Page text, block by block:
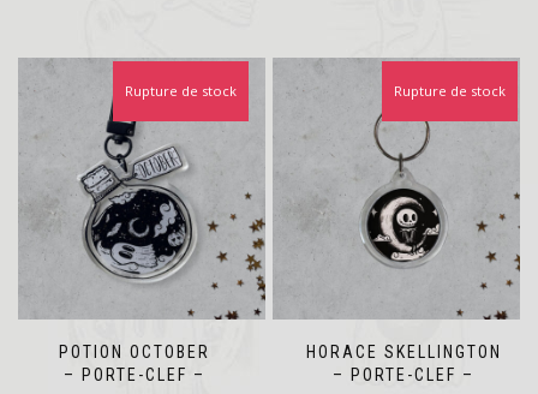
POTION OCTOBER
– PORTE-CLEF –
Rupture de stock
HORACE SKELLINGTON
– PORTE-CLEF –
Rupture de stock